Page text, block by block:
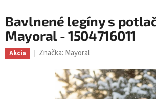
Bavlnené legíny s
Mayoral - 1504716011
Akcia Značka: Mayoral